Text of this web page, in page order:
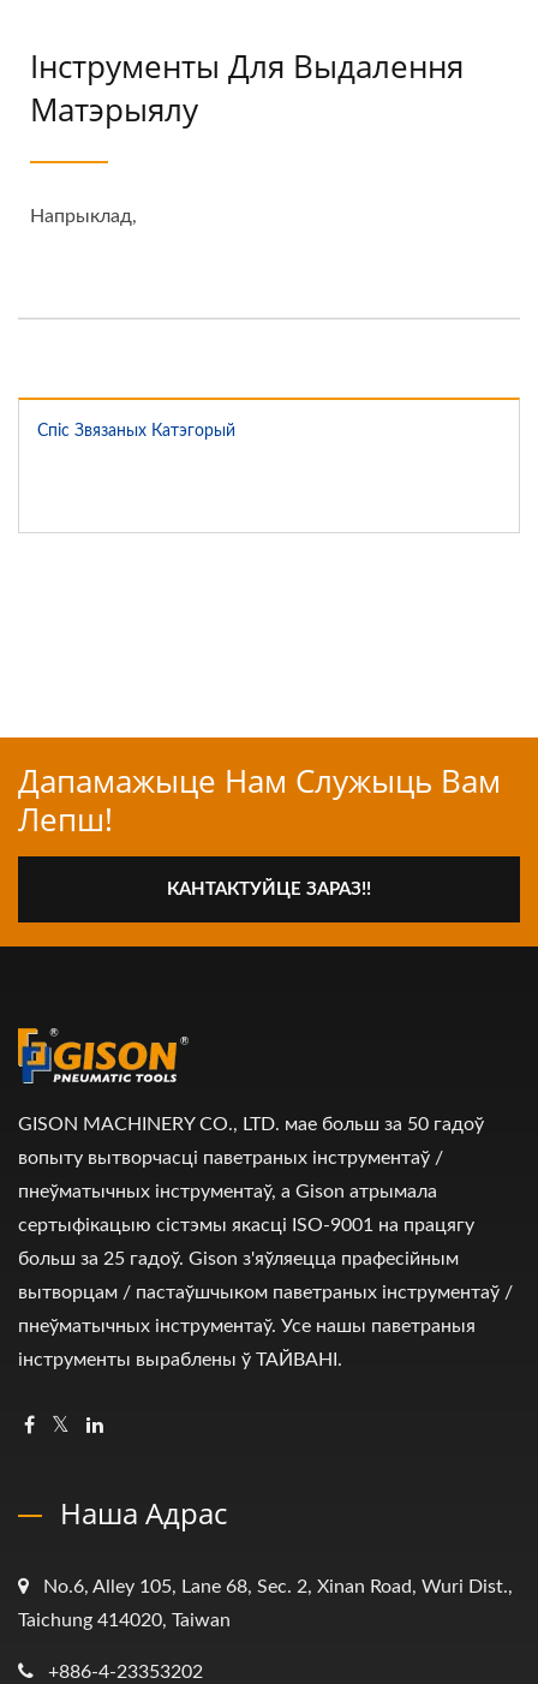
Інструменты Для Выдалення
Матэрыялу
Напрыклад,
Спіс Звязаных Катэгорый
Дапамажыце Нам Служыць Вам
Лепш!
КАНТАКТУЙЦЕ ЗАРАЗ!!
GISON MACHINERY CO., LTD. мае больш за 50 гадоў
вопыту вытворчасці паветраных інструментаў /
пнеўматычных інструментаў, а Gison атрымала
сертыфікацыю сістэмы якасці ISO-9001 на працягу
больш за 25 гадоў. Gison з'яўляецца прафесійным
вытворцам / пастаўшчыком паветраных інструментаў /
пнеўматычных інструментаў. Усе нашы паветраныя
інструменты выраблены ў ТАЙВАНІ.
Наша Адрас
No.6, Alley 105, Lane 68, Sec. 2, Xinan Road, Wuri Dist.,
Taichung 414020, Taiwan
+886-4-23353202